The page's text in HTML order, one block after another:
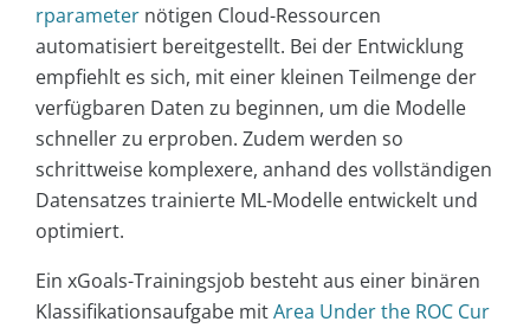
rparameter nötigen Cloud-Ressourcen
automatisiert bereitgestellt. Bei der Entwicklung
empfiehlt es sich, mit einer kleinen Teilmenge der
verfügbaren Daten zu beginnen, um die Modelle
schneller zu erproben. Zudem werden so
schrittweise komplexere, anhand des vollständigen
Datensatzes trainierte ML-Modelle entwickelt und
optimiert.
Ein xGoals-Trainingsjob besteht aus einer binären
Klassifikationsaufgabe mitArea Under the ROC Cur